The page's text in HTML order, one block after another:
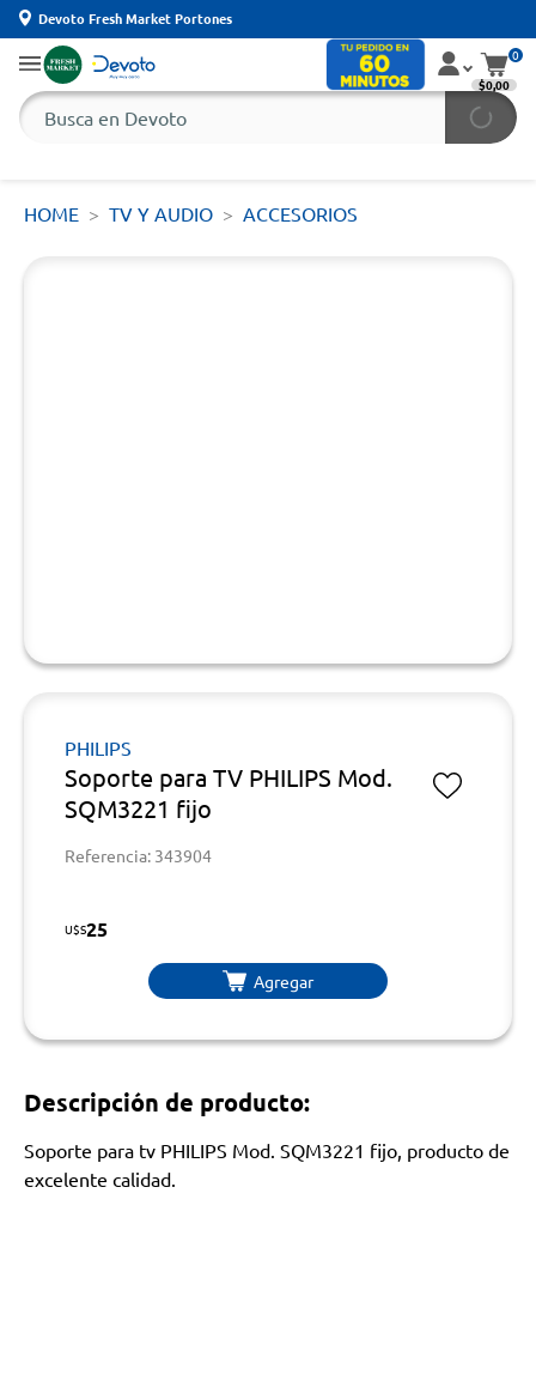
Devoto Fresh Market Portones
0
$0,00
HOME TV Y AUDIO ACCESORIOS
PHILIPS
Soporte para TV PHILIPS Mod.
SQM3221 fijo
Referencia: 343904
U$S25
Agregar
Descripción de producto:
Soporte para tv PHILIPS Mod. SQM3221 fijo, producto de
excelente calidad.